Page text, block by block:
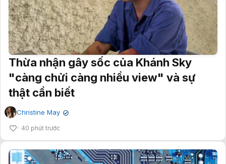
Thừa nhận gây sốc của Khánh Sky
"càng chửi càng nhiều view" và sự
thật cần biết
Christine May ✔
40 phút trước